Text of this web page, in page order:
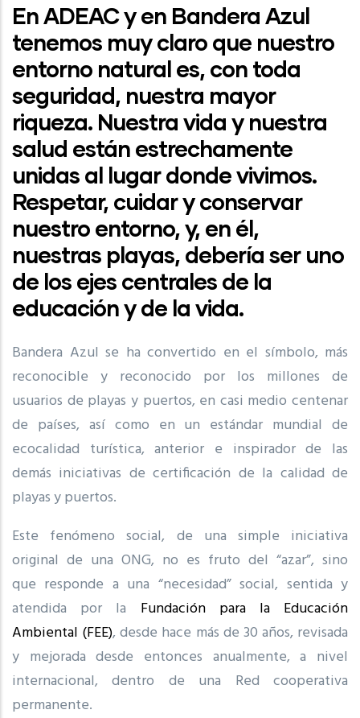
En ADEAC y en Bandera Azul
tenemos muy claro que nuestro
entorno natural es, con toda
seguridad, nuestra mayor
riqueza. Nuestra vida y nuestra
salud están estrechamente
unidas al lugar donde vivimos.
Respetar, cuidar y conservar
nuestro entorno, y, en él,
nuestras playas, debería ser uno
de los ejes centrales de la
educación y de la vida.
Bandera Azul se ha convertido en el símbolo, más
reconocible y reconocido por los millones de
usuarios de playas y puertos, en casi medio centenar
de países, así como en un estándar mundial de
ecocalidad turística, anterior e inspirador de las
demás iniciativas de certificación de la calidad de
playas y puertos.
Este fenómeno social, de una simple iniciativa
original de una ONG, no es fruto del “azar”, sino
que responde a una “necesidad” social, sentida y
atendida por la Fundación para la Educación
Ambiental (FEE), desde hace más de 30 años, revisada
y mejorada desde entonces anualmente, a nivel
internacional, dentro de una Red cooperativa
permanente.